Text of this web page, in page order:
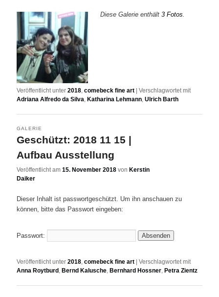
Diese Galerie enthält3 Fotos
Veröffentlicht unter 2018,comebeck fine art |Verschlagwortet mit
Adriana Alfredo da Silva,Katharina Lehmann,Ulrich Barth
Geschützt: 2018 11 15 |
Aufbau Ausstellung
GALERIE
Veröffentlicht am15. November 2018 von Kerstin
Daiker
Dieser Inhalt ist passwortgeschützt. Um ihn anschauen zu
können, bitte das Passwort eingeben:
Passwort:
Veröffentlicht unter 2018,comebeck fine art |Verschlagwortet mit
Anna Roytburd , Bernd Kalusche, Bernhard Hossner, Petra Zientz